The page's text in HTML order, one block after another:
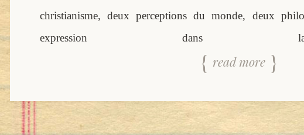
christianisme, deux perceptions du monde, deux
expression dans
read more